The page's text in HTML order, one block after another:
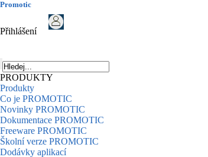
Promotic
Přihlášení
PRODUKTY
Produkty
Co je PROMOTIC
Novinky PROMOTIC
Dokumentace PROMOTIC
Freeware PROMOTIC
Školní verze PROMOTIC
Dodávky aplikací